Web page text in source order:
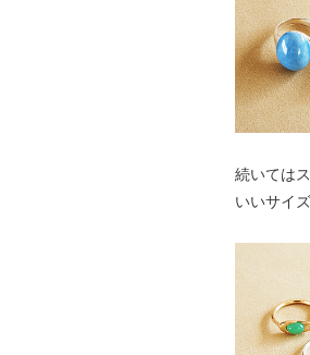
続いては
いいサイ